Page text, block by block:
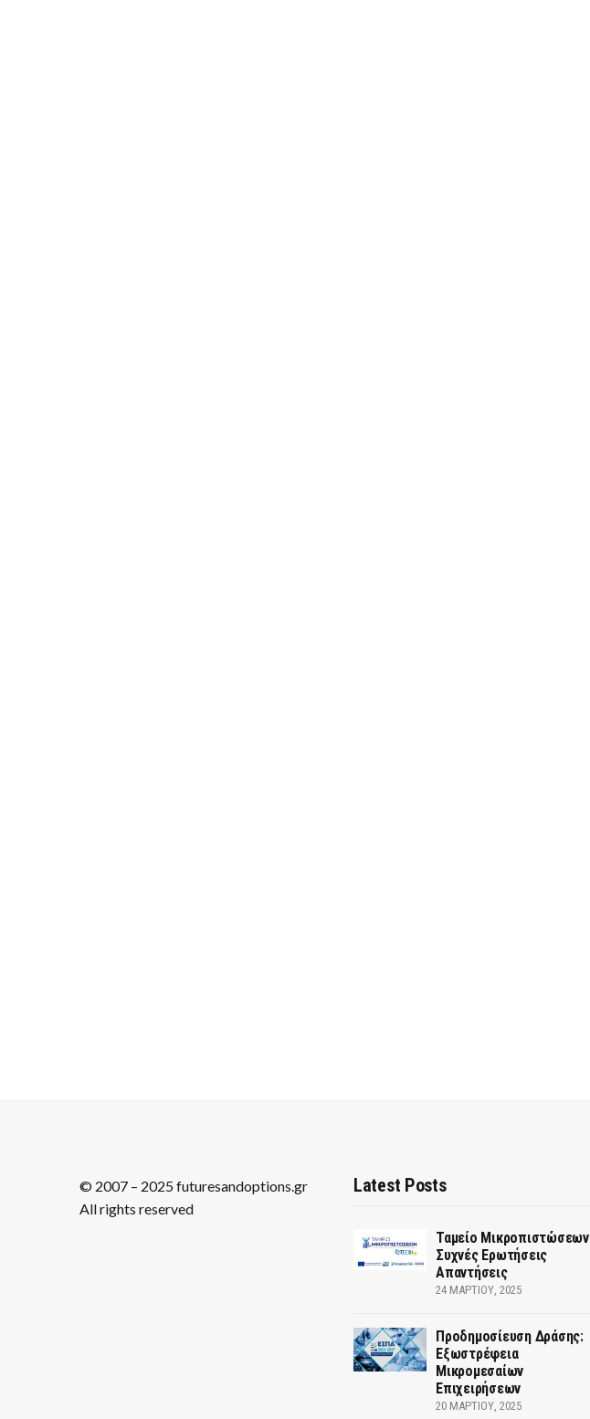
© 2007 – 2025 futuresandoptions.gr
All rights reserved
Latest Posts
Ταμείο Μικροπιστώσεων
Συχνές Ερωτήσεις
Απαντήσεις
24 ΜΑΡΤΊΟΥ, 2025
Προδημοσίευση Δράσης:
Εξωστρέφεια
Μικρομεσαίων
Επιχειρήσεων
20 ΜΑΡΤΊΟΥ, 2025